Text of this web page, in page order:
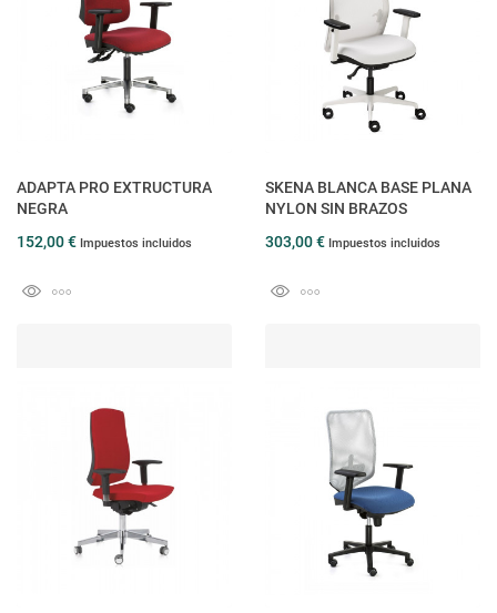
ADAPTA PRO EXTRUCTURA
NEGRA
152,00 € Impuestos incluidos
SKENA BLANCA BASE PLANA
NYLON SIN BRAZOS
303,00 € Impuestos incluidos